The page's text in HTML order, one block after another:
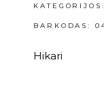
BARKODAS:
Hikari